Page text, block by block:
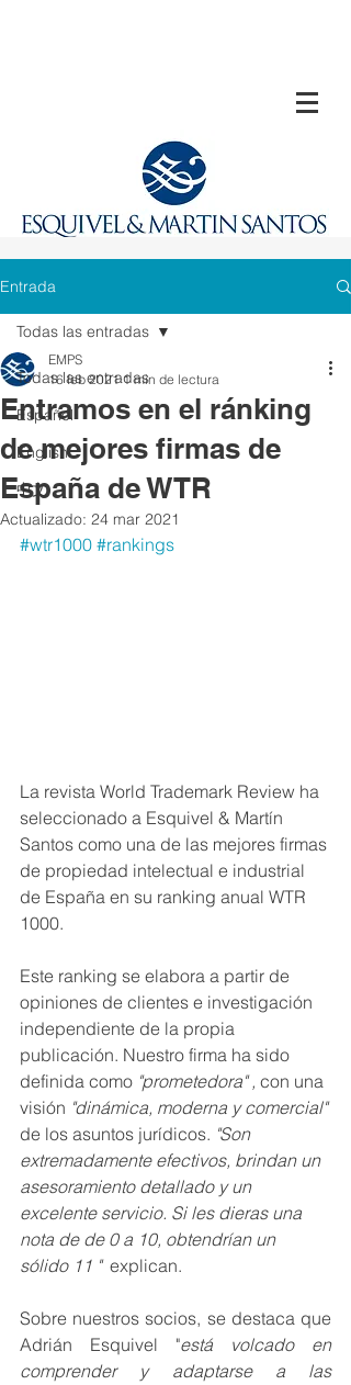
Entrada
Todas las entradas
Español
English
中文
Todas las entradas
Entramos en el ránking
de mejores firmas de
España de WTR
EMPS
16 feb 2021 1 min de lectura
Actualizado: 24 mar 2021
#wtr1000 #rankings
La revista World Trademark Review ha
seleccionado a Esquivel & Martín
Santos como una de las mejores firmas
de propiedad intelectual e industrial
de España en su ranking anual WTR
1000.
Este ranking se elabora a partir de
opiniones de clientes e investigación
independiente de la propia
publicación. Nuestro firma ha sido
definida como "prometedora" , con una
visión "dinámica, moderna y comercial"
de los asuntos jurídicos. "Son
extremadamente efectivos, brindan un
asesoramiento detallado y un
excelente servicio. Si les dieras una
nota de de 0 a 10, obtendrían un
sólido 11 " explican.
Sobre nuestros socios, se destaca que
Adrián Esquivel "está volcado en
comprender y adaptarse a las